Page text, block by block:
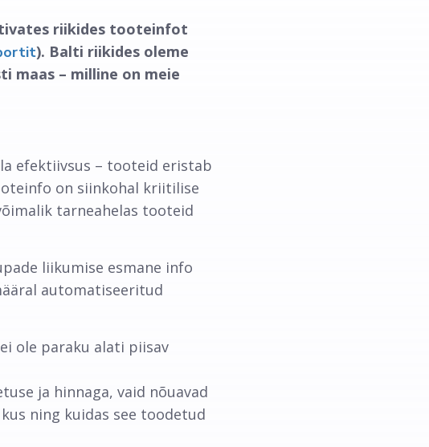
riikides tooteinfot
). Balti riikides oleme
maas – milline on meie
efektiivsus – tooteid eristab
on siinkohal kriitilise
tarneahelas tooteid
liikumise esmane info
automatiseeritud
ole paraku alati piisav
ja hinnaga, vaid nõuavad
ning kuidas see toodetud